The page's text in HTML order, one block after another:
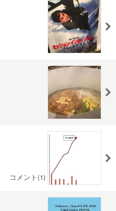
コメント(1)